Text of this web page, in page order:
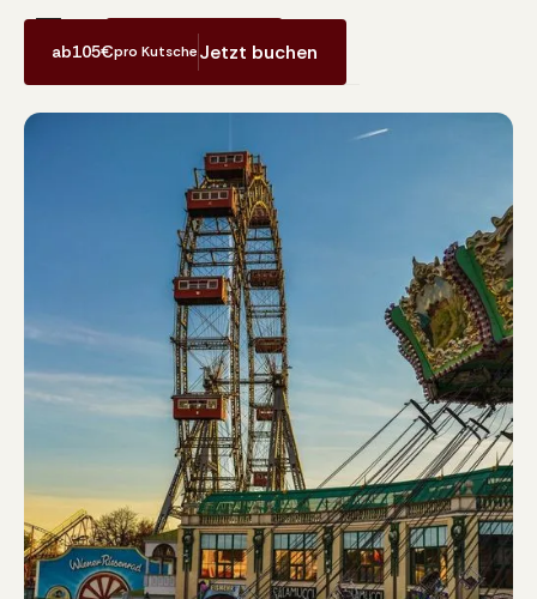
Jetzt Erlebnis buchen
ab105€pro KutscheJetzt buchen